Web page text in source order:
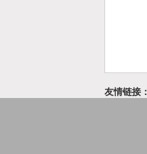
友情链接：